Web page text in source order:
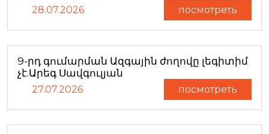
28.07.2026 посмотреть
9-րդ գումարման Ազգային ժողովը լեգիտիմ
չէ.Արեգ Սավգուլյան
27.07.2026 посмотреть